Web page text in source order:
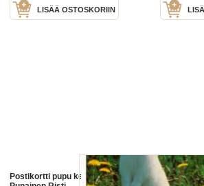
LISÄÄ OSTOSKORIIN
Postikortti pupu kesäniityllä,
Punainen